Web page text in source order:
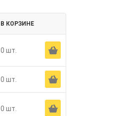
В КОРЗИНЕ
0 шт. Ä
0 шт. Ä
0 шт. Ä